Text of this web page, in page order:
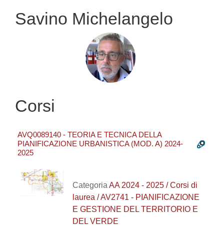
Savino Michelangelo
Corsi
AVQ0089140 - TEORIA E TECNICA DELLA
PIANIFICAZIONE URBANISTICA (MOD. A) 2024-
2025
Categoria AA 2024 - 2025 / Corsi di
laurea / AV2741 - PIANIFICAZIONE
E GESTIONE DEL TERRITORIO E
DEL VERDE